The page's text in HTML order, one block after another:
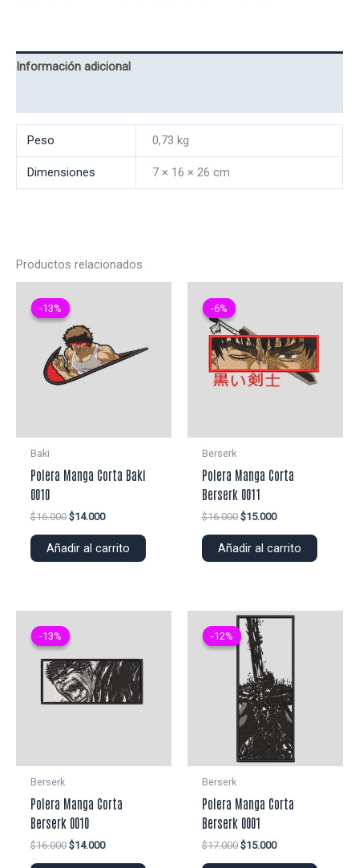
Información adicional
Peso 0,73 kg
Dimensiones 7 × 16 × 26 cm
Productos relacionados
-13%
-13%
Baki
Polera Manga Corta Baki
0010
$16.000 El
original
$14.000El
actual
Añadir al carrito
-6%
-6%
Berserk
Polera Manga Corta
Berserk 0011
$16.000 El
original
$15.000El
actual
Añadir al carrito
-13%
-13%
Berserk
Polera Manga Corta
Berserk 0010
$16.000 El
$14.000El
-12%
-12%
Berserk
Polera Manga Corta
Berserk 0001
$17.000 El
$15.000El